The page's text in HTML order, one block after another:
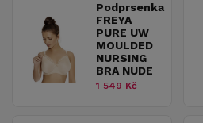
Podprsenka
FREYA
PURE UW
MOULDED
NURSING
BRA NUDE
1 549 Kč